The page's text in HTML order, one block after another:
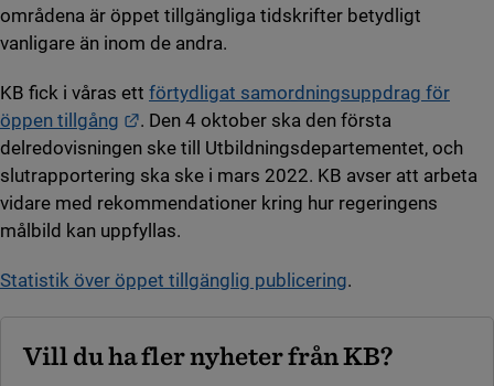
områdena är öppet tillgängliga tidskrifter betydligt
vanligare än inom de andra.
KB fick i våras ett förtydligat samordningsuppdrag för
öppen tillgång
Länk till annan webbplats.
. Den 4 oktober ska den första
delredovisningen ske till Utbildningsdepartementet, och
slutrapportering ska ske i mars 2022. KB avser att arbeta
vidare med rekommendationer kring hur regeringens
målbild kan uppfyllas.
Statistik över öppet tillgänglig publicering.
Vill du ha fler nyheter från KB?